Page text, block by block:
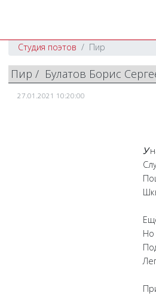
Студия поэтов Пир
Пир / Булатов Борис
27.01.2021 10:20:00
У
Но